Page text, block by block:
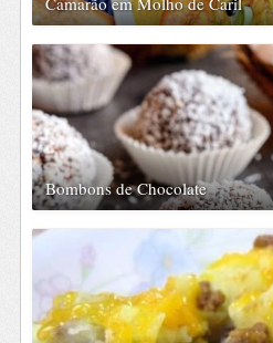
Bombons de Chocolate